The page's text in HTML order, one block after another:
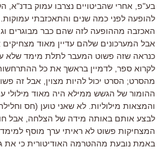
בע"פ, אחרי שהביטויים נצרבו עמוק בדנ"א,
להופעה לפני כמה שנים והתאכזבתי
האכזבה מההופעה לזה שהם כבר מבוגרים
אבל המערכונים שלהם עדיין מאוד מצחיקים
כנראה שזה פשוט המעבר לתלת מימד שלא
לקרוא ספר, לדמיין בראשך את כל
מהסרט; הסרט יכול להיות מצוין, אבל זה
ההומור של הגשש ממילא היה מאוד מילולי
והמצאות מילוליות. לא שאני טוען (חס
לבצע אותם באותה מידה של הצלחה, אבל
המצחיקות פשוט לא ראיתי ערך מוסף למימד
באמת נובעת מההטרמה האודיטורית כי את